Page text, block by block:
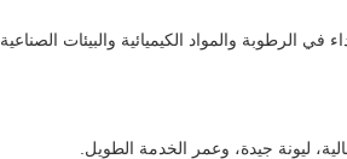
الرطوبة والمواد الكيميائية والبيئات الصناعية.
ليونة جيدة، وعمر الخدمة الطويل.